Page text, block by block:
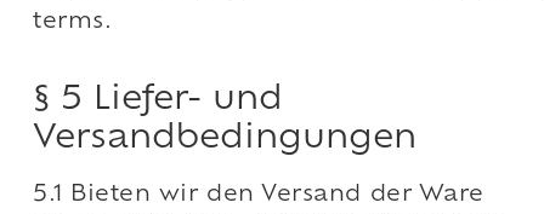
terms.
§ 5 Liefer- und
Versandbedingungen
5.1 Bieten wir den Versand der Ware